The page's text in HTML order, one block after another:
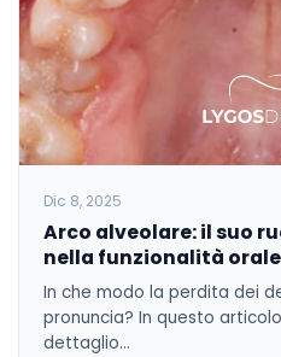
Dic 8, 2025
Arco alveolare: il suo
nella funzionalità orale
In che modo la perdita dei
pronuncia? In questo
dettaglio…